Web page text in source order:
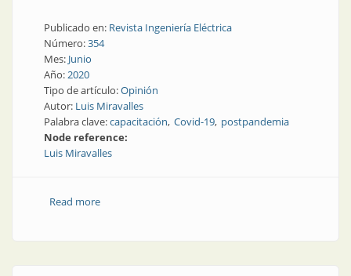
Publicado en: Revista Ingeniería Eléctrica
Número:354
Mes: Junio
Año:2020
Tipo de artículo:Opinión
Autor: Luis Miravalles
Palabra clave:capacitación Covid-19 postpandemia
Node reference:
Luis Miravalles
Read moreabout Actualización tecnológica después del COVID-